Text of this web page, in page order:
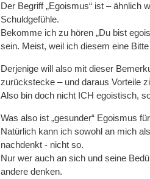
Der Begriff „Egoismus“ ist – ähnlich
Schuldgefühle.
Bekomme ich zu hören „Du bist
sein. Meist, weil ich diesem eine
Derjenige will also mit dieser
zurückstecke – und daraus Vorteile
Also bin doch nicht ICH egoistisch,
Was also ist „gesunder“ Egoismus
Natürlich kann ich sowohl an mich
nachdenkt - nicht so.
Nur wer auch an sich und seine
andere denken.